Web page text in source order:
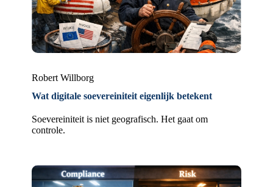
Robert Willborg
Wat digitale soevereiniteit eigenlijk betekent
Soevereiniteit is niet geografisch. Het gaat om
controle.